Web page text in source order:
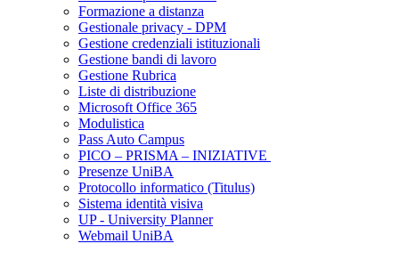
Formazione a distanza
Gestionale privacy - DPM
Gestione credenziali istituzionali
Gestione bandi di lavoro
Gestione Rubrica
Liste di distribuzione
Microsoft Office 365
Modulistica
Pass Auto Campus
PICO – PRISMA – INIZIATIVE
Presenze UniBA
Protocollo informatico (Titulus)
Sistema identità visiva
UP - University Planner
Webmail UniBA